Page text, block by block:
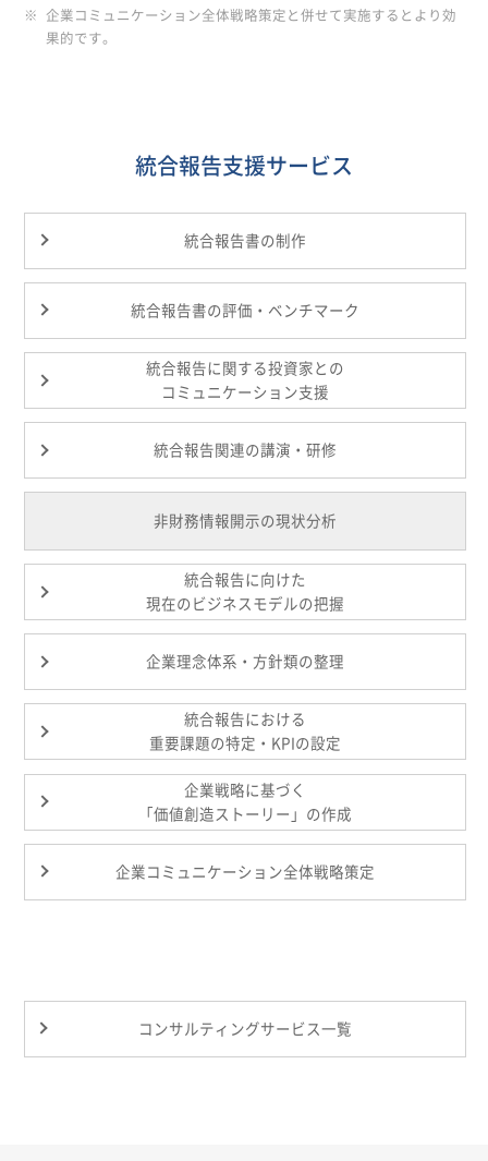
企業コミュニケーション全体戦略策定と併せて実施するとより効
果的です。
統合報告支援サービス
統合報告書の制作
統合報告書の評価・ベンチマーク
統合報告に関する投資家との
コミュニケーション支援
統合報告関連の講演・研修
非財務情報開示の現状分析
統合報告に向けた
現在のビジネスモデルの把握
企業理念体系・方針類の整理
統合報告における
重要課題の特定・KPIの設定
企業戦略に基づく
「価値創造ストーリー」の作成
企業コミュニケーション全体戦略策定
コンサルティングサービス一覧